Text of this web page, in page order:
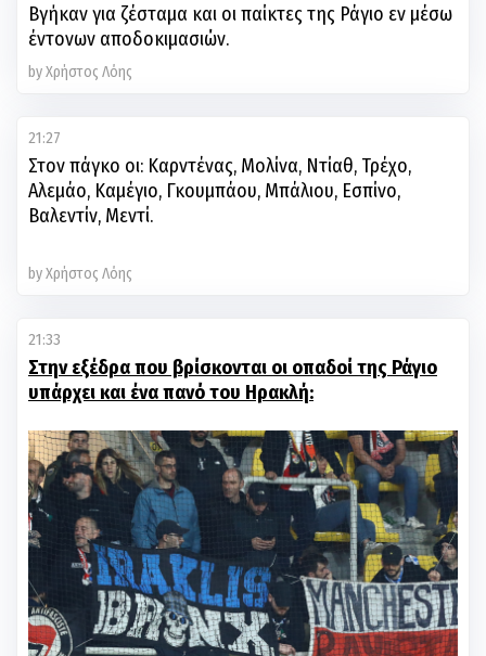
Βγήκαν για ζέσταμα και οι παίκτες της Ράγιο εν μέσω
έντονων αποδοκιμασιών.
by Χρήστος Λόης
21:27
Στον πάγκο οι: Καρντένας, Μολίνα, Ντίαθ, Τρέχο,
Αλεμάο, Καμέγιο, Γκουμπάου, Μπάλιου, Εσπίνο,
Βαλεντίν, Μεντί.
by Χρήστος Λόης
21:33
Στην εξέδρα που βρίσκονται οι οπαδοί της Ράγιο
υπάρχει και ένα πανό του Ηρακλή: